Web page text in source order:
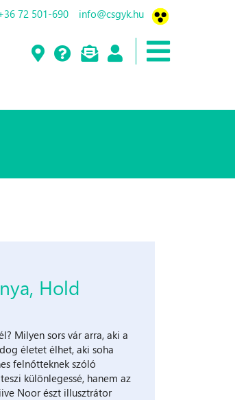
72 501-690 info@csgyk.hu
Hold
Milyen sors vár arra, aki a
életet élhet, aki soha
felnőtteknek szóló
különlegessé, hanem az
Noor észt illusztrátor